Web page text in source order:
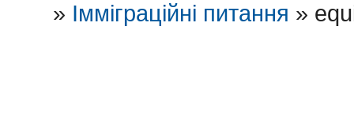
» Імміграційні питання »